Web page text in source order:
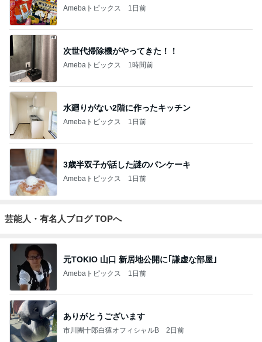
Amebaトピックス 1日前
次世代掃除機がやってきた！！
Amebaトピックス 1時間前
水廻りがない2階に作ったキッチン
Amebaトピックス 1日前
3歳半双子が話した謎のパンケーキ
Amebaトピックス 1日前
芸能人・有名人ブログ TOPへ
元TOKIO 山口 新居地公開に｢謙虚な部屋｣
Amebaトピックス 1日前
ありがとうございます
市川團十郎白猿オフィシャルB 2日前